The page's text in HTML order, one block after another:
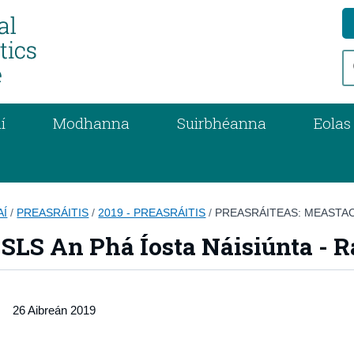
Modhanna Suirbhéanna
/ PREASRÁITIS / 2019 - PREASRÁITIS / PREASRÁITEAS:
An Phá Íosta Náisiúnta -
26 Aibreán 2019